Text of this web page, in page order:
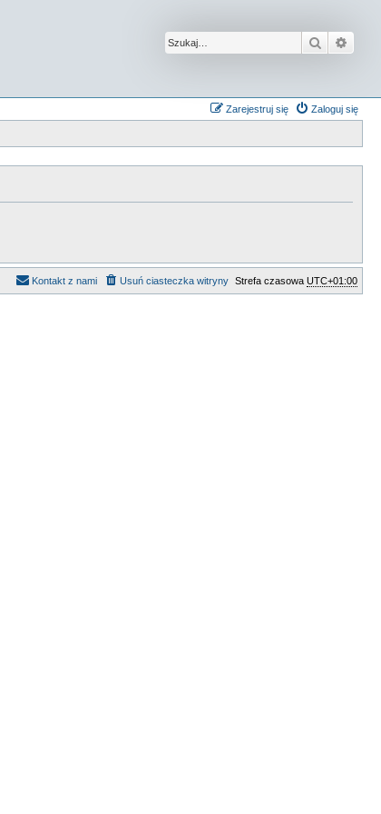
Szukaj
Zaloguj się
Zarejestruj się
Strefa czasowa UTC+01:00
Usuń ciasteczka witryny
Kontakt z nami